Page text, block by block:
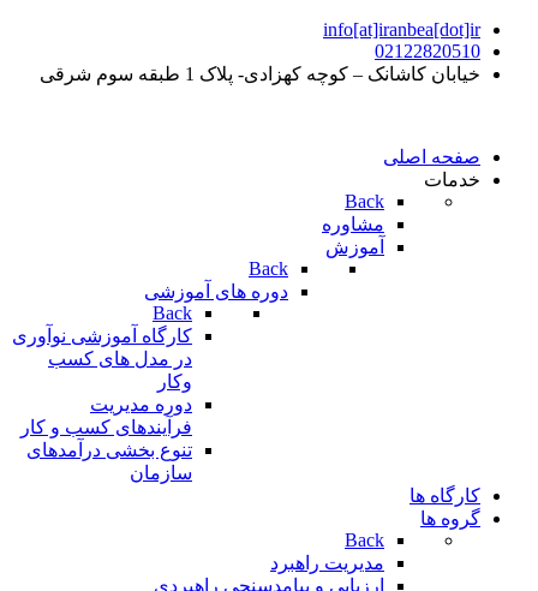
info[at]iranbea[dot]ir
02122820510
خیابان کاشانک – کوچه کهزادی- پلاک 1 طبقه سوم شرقی
صفحه اصلی
خدمات
Back
مشاوره
آموزش
Back
دوره های آموزشی
Back
کارگاه آموزشی نوآوری
در مدل های کسب
وکار
دوره مدیریت
فرآیندهای کسب و کار
تنوع بخشی درآمدهای
سازمان
کارگاه ها
گروه ها
Back
مدیریت راهبرد
ارزیابی و پیامدسنجی راهبردی